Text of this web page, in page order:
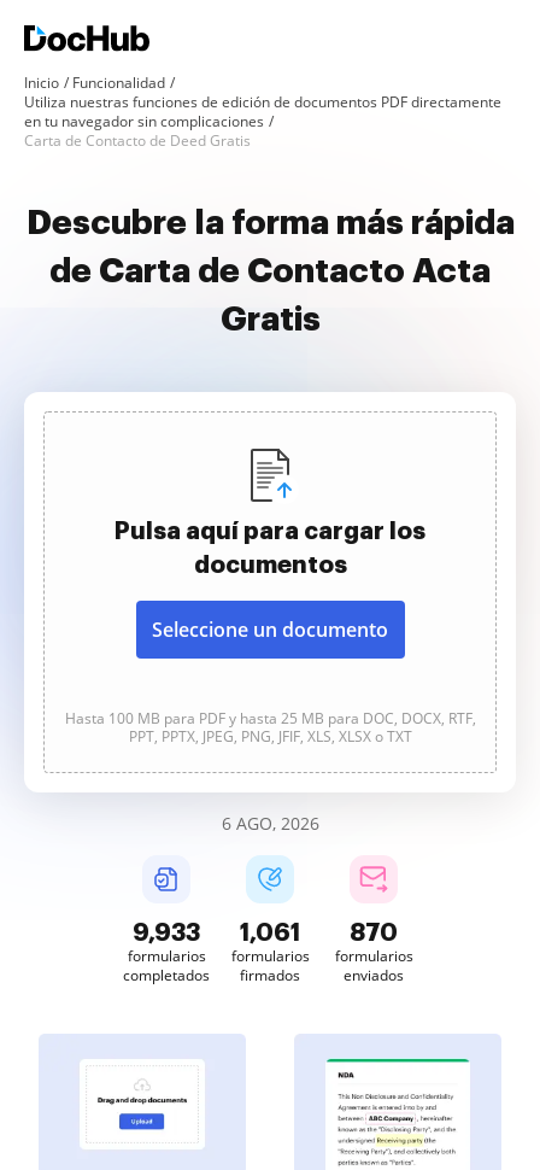
Inicio
Funcionalidad
Utiliza nuestras funciones de edición de documentos PDF directamente
en tu navegador sin complicaciones
Carta de Contacto de Deed Gratis
Descubre la forma más rápida
de Carta de Contacto Acta
Gratis
Pulsa aquí para cargar los
documentos
Seleccione un documento
Hasta 100 MB para PDF y hasta 25 MB para DOC, DOCX, RTF,
PPT, PPTX, JPEG, PNG, JFIF, XLS, XLSX o TXT
6 AGO, 2026
9,933
formularios
completados
1,061
formularios
firmados
870
formularios
enviados